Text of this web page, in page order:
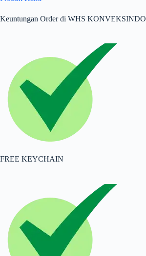
Keuntungan Order di WHS KONVEKSINDO
FREE KEYCHAIN